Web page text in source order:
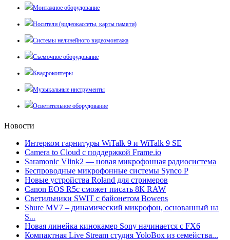
Монтажное оборудование
Носители (видеокассеты, карты памяти)
Системы нелинейного видеомонтажа
Съемочное оборудование
Квадрокоптеры
Музыкальные инструменты
Осветительное оборудование
Новости
Интерком гарнитуры WiTalk 9 и WiTalk 9 SE
Camera to Cloud с поддержкой Frame.io
Saramonic Vlink2 — новая микрофонная радиосистема
Беспроводные микрофонные системы Synco P
Новые устройства Roland для стримеров
Canon EOS R5c сможет писать 8К RAW
Светильники SWIT с байонетом Bowens
Shure MV7 – динамический микрофон, основанный на
S...
Новая линейка кинокамер Sony начинается с FX6
Компактная Live Stream студия YoloBox из семейства...